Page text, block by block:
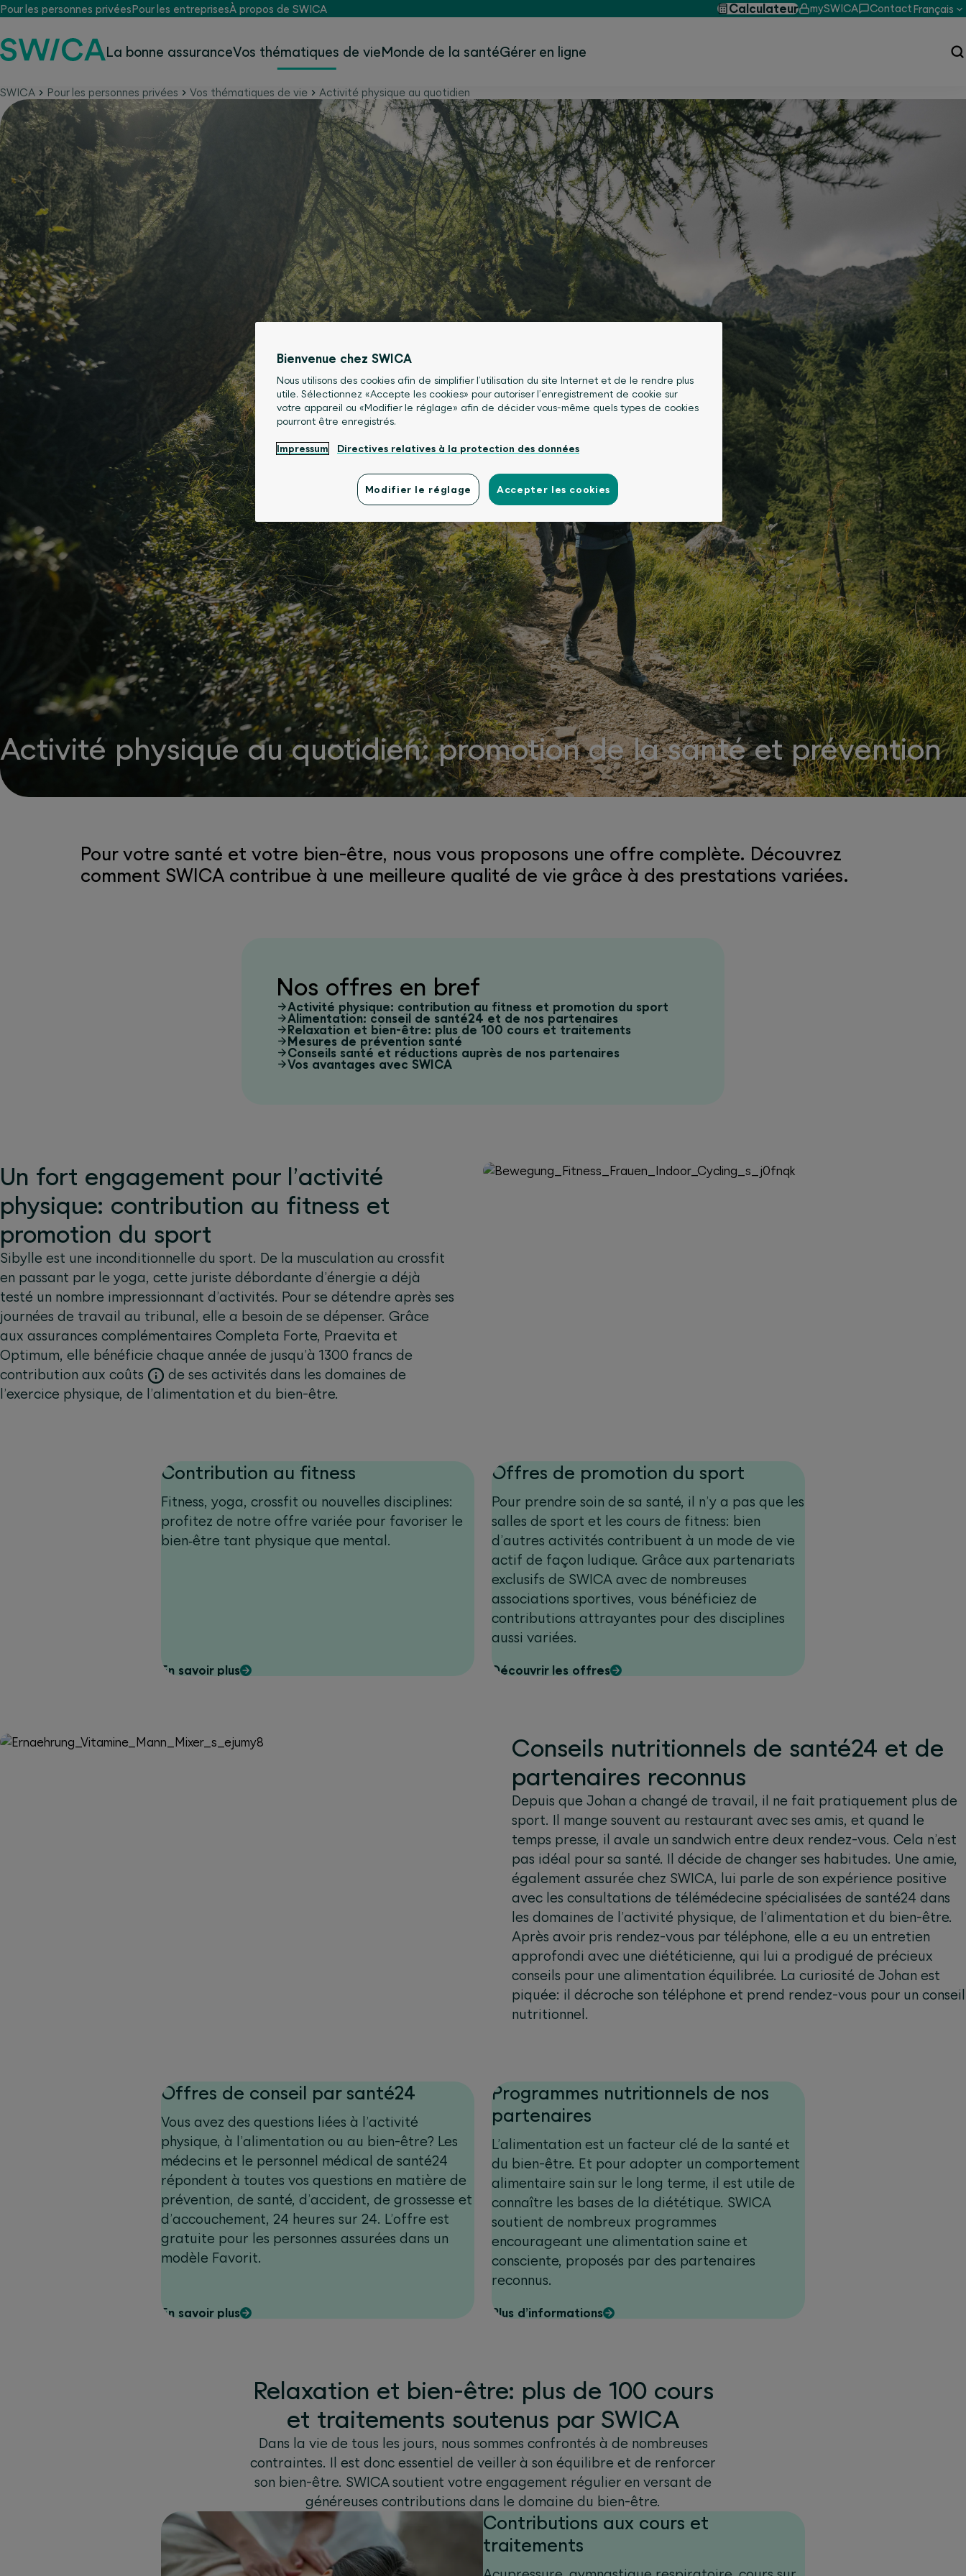
Pour les personnes privéesPour les entreprisesÀ propos de SWICA Calculateur mySWICA ContactFrançais
La bonne assuranceVos thématiques de vieMonde de la santéGérer en ligne
SWICA Pour les personnes privées Vos thématiques de vie Activité physique au quotidien
Activité physique au quotidien: promotion de la santé et prévention
Pour votre santé et votre bien-être, nous vous proposons une offre complète. Découvrez
comment SWICA contribue à une meilleure qualité de vie grâce à des prestations variées.
Nos offres en bref
Activité physique: contribution au fitness et promotion du sport
Alimentation: conseil de santé24 et de nos partenaires
Relaxation et bien-être: plus de 100 cours et traitements
Mesures de prévention santé
Conseils santé et réductions auprès de nos partenaires
Vos avantages avec SWICA
Un fort engagement pour l’activité
physique: contribution au fitness et
promotion du sport
Sibylle est une inconditionnelle du sport. De la musculation au crossfit
en passant par le yoga, cette juriste débordante d’énergie a déjà
testé un nombre impressionnant d’activités. Pour se détendre après ses
journées de travail au tribunal, elle a besoin de se dépenser. Grâce
aux assurances complémentaires Completa Forte, Praevita et
Optimum, elle bénéficie chaque année de jusqu’à 1300 francs de
contribution aux coûts
de ses activités dans les domaines de
l’exercice physique, de l’alimentation et du bien-être.
Contribution au fitness
Fitness, yoga, crossfit ou nouvelles disciplines:
profitez de notre offre variée pour favoriser le
bien‑être tant physique que mental.
En savoir plus
Offres de promotion du sport
Pour prendre soin de sa santé, il n’y a pas que les
salles de sport et les cours de fitness: bien
d’autres activités contribuent à un mode de vie
actif de façon ludique. Grâce aux partenariats
exclusifs de SWICA avec de nombreuses
associations sportives, vous bénéficiez de
contributions attrayantes pour des disciplines
aussi variées.
Découvrir les offres
Conseils nutritionnels de santé24 et de
partenaires reconnus
Depuis que Johan a changé de travail, il ne fait pratiquement plus de
sport. Il mange souvent au restaurant avec ses amis, et quand le
temps presse, il avale un sandwich entre deux rendez-vous. Cela n’est
pas idéal pour sa santé. Il décide de changer ses habitudes. Une amie,
également assurée chez SWICA, lui parle de son expérience positive
avec les consultations de télémédecine spécialisées de santé24 dans
les domaines de l’activité physique, de l’alimentation et du bien-être.
Après avoir pris rendez-vous par téléphone, elle a eu un entretien
approfondi avec une diététicienne, qui lui a prodigué de précieux
conseils pour une alimentation équilibrée. La curiosité de Johan est
piquée: il décroche son téléphone et prend rendez-vous pour un conseil
nutritionnel.
Offres de conseil par santé24
Vous avez des questions liées à l’activité
physique, à l’alimentation ou au bien-être? Les
médecins et le personnel médical de santé24
répondent à toutes vos questions en matière de
prévention, de santé, d’accident, de grossesse et
d’accouchement, 24 heures sur 24. L’offre est
gratuite pour les personnes assurées dans un
modèle Favorit.
En savoir plus
Programmes nutritionnels de nos
partenaires
L’alimentation est un facteur clé de la santé et
du bien-être. Et pour adopter un comportement
alimentaire sain sur le long terme, il est utile de
connaître les bases de la diététique. SWICA
soutient de nombreux programmes
encourageant une alimentation saine et
consciente, proposés par des partenaires
reconnus.
Plus d’informations
Relaxation et bien-être: plus de 100 cours
et traitements soutenus par SWICA
Dans la vie de tous les jours, nous sommes confrontés à de nombreuses
contraintes. Il est donc essentiel de veiller à son équilibre et de renforcer
son bien-être. SWICA soutient votre engagement régulier en versant de
généreuses contributions dans le domaine du bien-être.
Contributions aux cours et
traitements
Bienvenue chez SWICA
Nous utilisons des cookies afin de simplifier l’utilisation du site Internet et de le rendre plus
utile. Sélectionnez «Accepte les cookies» pour autoriser l’enregistrement de cookie sur
votre appareil ou «Modifier le réglage» afin de décider vous-même quels types de cookies
pourront être enregistrés.
Impressum Directives relatives à la protection des données
Modifier le réglage Accepter les cookies